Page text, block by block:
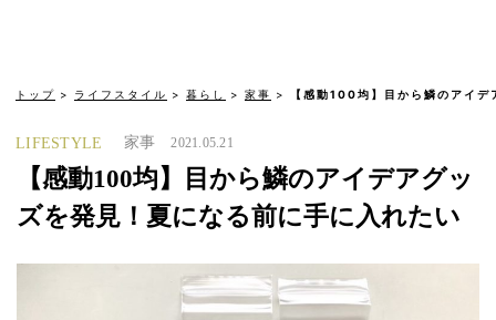
トップ ライフスタイル 暮らし 家事 【感動100均】目から鱗のアイ
LIFESTYLE 家事 2021.05.21
【感動100均】目から鱗のアイデアグッ
ズを発見！夏になる前に手に入れたい